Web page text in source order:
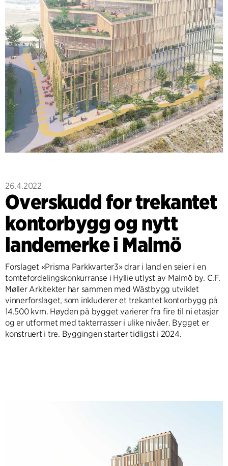
26.4.2022
Overskudd for trekantet
kontorbygg og nytt
landemerke i Malmö
Forslaget «Prisma Parkkvarter3» drar i land en seier i en
tomtefordelingskonkurranse i Hyllie utlyst av Malmö by. C.F.
Møller Arkitekter har sammen med Wästbygg utviklet
vinnerforslaget, som inkluderer et trekantet kontorbygg på
14.500 kvm. Høyden på bygget varierer fra fire til ni etasjer
og er utformet med takterrasser i ulike nivåer. Bygget er
konstruert i tre. Byggingen starter tidligst i 2024.